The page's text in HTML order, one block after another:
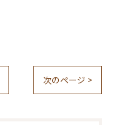
次のページ >